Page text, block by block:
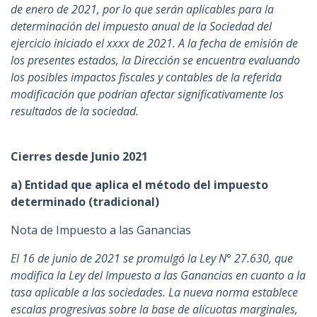
de enero de 2021, por lo que serán aplicables para la
determinación del impuesto anual de la Sociedad del
ejercicio iniciado el xxxx de 2021. A la fecha de emisión de
los presentes estados, la Dirección se encuentra evaluando
los posibles impactos fiscales y contables de la referida
modificación que podrían afectar significativamente los
resultados de la sociedad.
Cierres desde Junio 2021
a) Entidad que aplica el método del impuesto
determinado (tradicional)
Nota de Impuesto a las Ganancias
El 16 de junio de 2021 se promulgó la Ley N° 27.630, que
modifica la Ley del Impuesto a las Ganancias en cuanto a la
tasa aplicable a las sociedades. La nueva norma establece
escalas progresivas sobre la base de alícuotas marginales,